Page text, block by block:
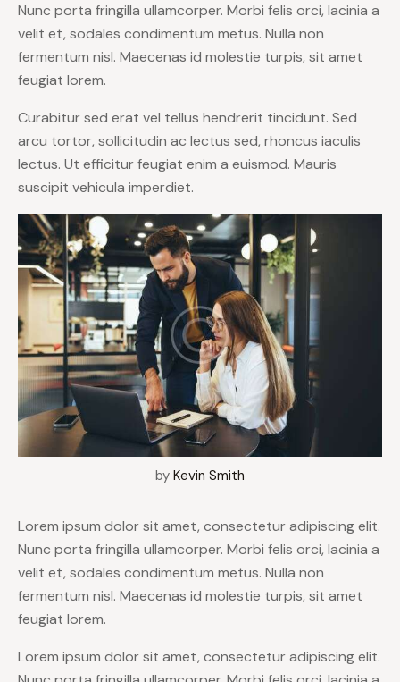
Nunc porta fringilla ullamcorper. Morbi felis orci, lacinia a
velit et, sodales condimentum metus. Nulla non
fermentum nisl. Maecenas id molestie turpis, sit amet
feugiat lorem.
Curabitur sed erat vel tellus hendrerit tincidunt. Sed
arcu tortor, sollicitudin ac lectus sed, rhoncus iaculis
lectus. Ut efficitur feugiat enim a euismod. Mauris
suscipit vehicula imperdiet.
by Kevin Smith
Lorem ipsum dolor sit amet, consectetur adipiscing elit.
Nunc porta fringilla ullamcorper. Morbi felis orci, lacinia a
velit et, sodales condimentum metus. Nulla non
fermentum nisl. Maecenas id molestie turpis, sit amet
feugiat lorem.
Lorem ipsum dolor sit amet, consectetur adipiscing elit.